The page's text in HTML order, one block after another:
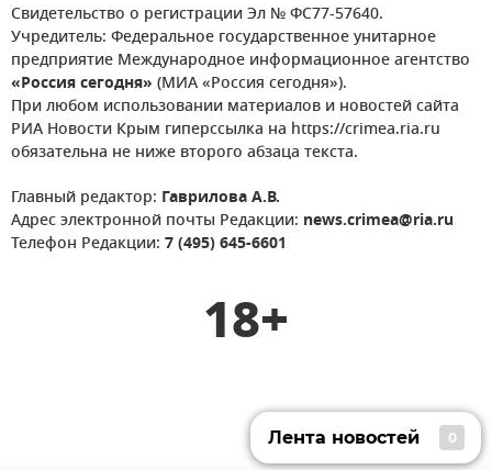
Свидетельство о регистрации Эл № ФС77-57640.
Учредитель: Федеральное государственное унитарное
предприятие Международное информационное агентство
«Россия сегодня» (МИА «Россия сегодня»).
При любом использовании материалов и новостей сайта
РИА Новости Крым гиперссылка на https://crimea.ria.ru
обязательна не ниже второго абзаца текста.
Главный редактор: Гаврилова А.В.
Адрес электронной почты Редакции: news.crimea@ria.ru
Телефон Редакции: 7 (495) 645-6601
18+
Лента новостей 0